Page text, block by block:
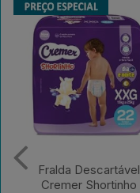
Fralda Descartável
Cremer Shortinho